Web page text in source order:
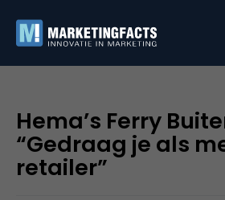
Hema’s Ferry
“Gedraag je als
retailer”